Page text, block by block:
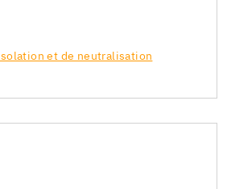
et de neutralisation